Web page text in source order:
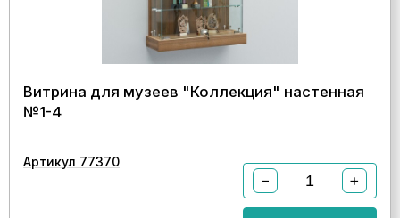
Витрина для музеев "Коллекция" настенная
№1-4
Артикул 77370
− +